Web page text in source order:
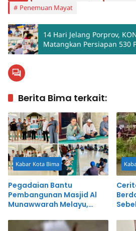
Penemuan Mayat
14 Hari Jelang Porprov,
Matangkan Persiapan 530
Berita Bima terkait:
Kabar Kota Bima
Pegadaian Bantu
Pembangunan Masjid Al
Munawwarah Melayu,
Kepedulian Sosial